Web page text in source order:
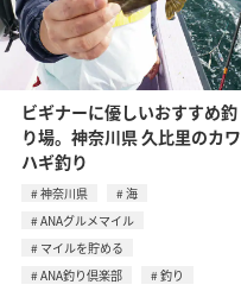
ビギナーに優しいおすすめ釣
り場。神奈川県 久比里のカワ
ハギ釣り
神奈川県
海
ANAグルメマイル
マイルを貯める
ANA釣り倶楽部
釣り